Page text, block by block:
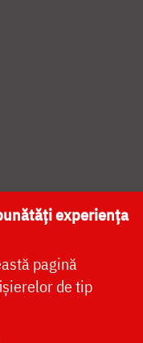
NAȚIONALĂ
experiența
pagină
de tip